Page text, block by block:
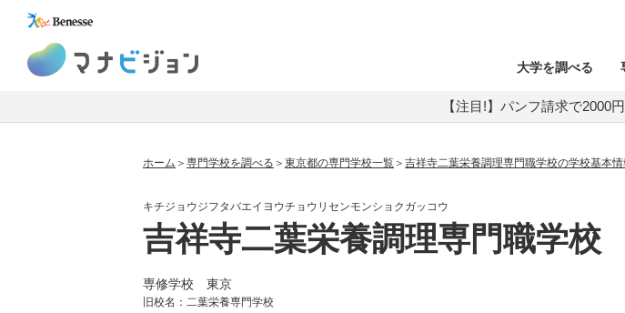
大学を調べる
【注目!】パンフ請求で2000
ホーム 専門学校を調べる 東京都の専門学校一覧 吉祥寺二葉栄養調理専門職学校の学校基本情
キチジョウジフタバエイヨウチョウリセンモンショクガッコウ
吉祥寺二葉栄養調理専門職学校
専修学校 東京
旧校名：二葉栄養専門学校